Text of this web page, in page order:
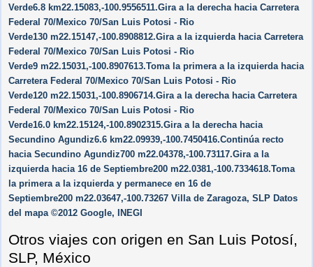
Verde6.8 km22.15083,-100.9556511.Gira a la derecha hacia Carretera
Federal 70/​Mexico 70/​San Luis Potosi - Rio
Verde130 m22.15147,-100.8908812.Gira a la izquierda hacia Carretera
Federal 70/​Mexico 70/​San Luis Potosi - Rio
Verde9 m22.15031,-100.8907613.Toma la primera a la izquierda hacia
Carretera Federal 70/​Mexico 70/​San Luis Potosi - Rio
Verde120 m22.15031,-100.8906714.Gira a la derecha hacia Carretera
Federal 70/​Mexico 70/​San Luis Potosi - Rio
Verde16.0 km22.15124,-100.8902315.Gira a la derecha hacia
Secundino Agundiz6.6 km22.09939,-100.7450416.Continúa recto
hacia Secundino Agundiz700 m22.04378,-100.73117.Gira a la
izquierda hacia 16 de Septiembre200 m22.0381,-100.7334618.Toma
la primera a la izquierda y permanece en 16 de
Septiembre200 m22.03647,-100.73267 Villa de Zaragoza, SLP Datos
del mapa ©2012 Google, INEGI
Otros viajes con origen en San Luis Potosí,
SLP, México